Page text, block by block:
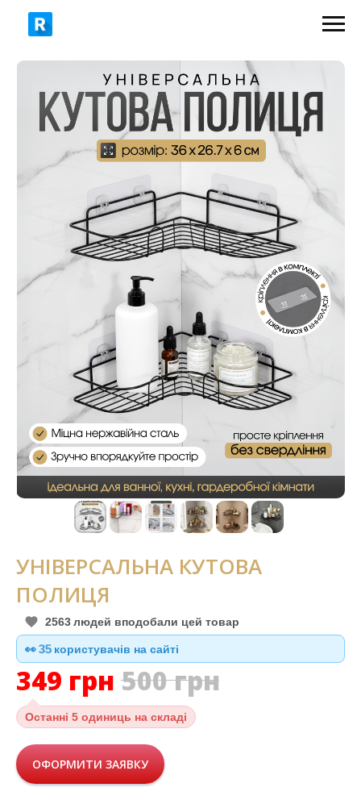
ЗАМОВИТИ
349 грн
УНІВЕРСАЛЬНА КУТОВА
ПОЛИЦЯ
2563 людей вподобали цей товар
👀35 користувачів на сайті
349 грн 500грн
Останні 5 одиниць на складі
ОФОРМИТИ ЗАЯВКУ